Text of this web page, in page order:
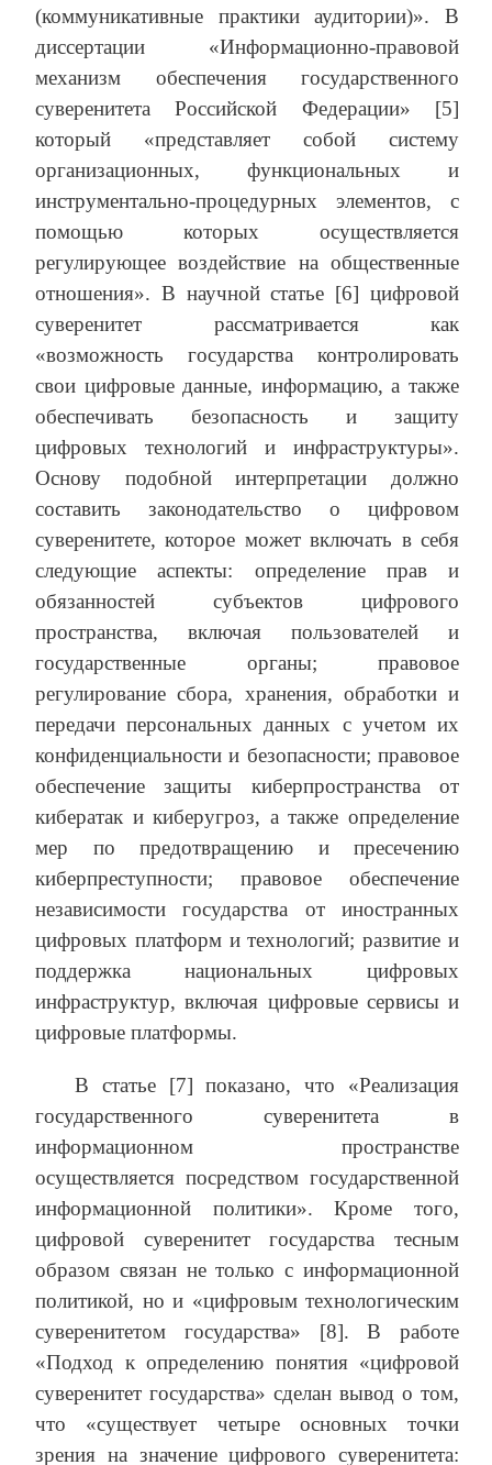
(коммуникативные практики аудитории)». В
диссертации «Информационно-правовой
механизм обеспечения государственного
суверенитета Российской Федерации» [5]
который «представляет собой систему
организационных, функциональных и
инструментально-процедурных элементов, с
помощью которых осуществляется
регулирующее воздействие на общественные
отношения». В научной статье [6] цифровой
суверенитет рассматривается как
«возможность государства контролировать
свои цифровые данные, информацию, а также
обеспечивать безопасность и защиту
цифровых технологий и инфраструктуры».
Основу подобной интерпретации должно
составить законодательство о цифровом
суверенитете, которое может включать в себя
следующие аспекты: определение прав и
обязанностей субъектов цифрового
пространства, включая пользователей и
государственные органы; правовое
регулирование сбора, хранения, обработки и
передачи персональных данных с учетом их
конфиденциальности и безопасности; правовое
обеспечение защиты киберпространства от
кибератак и киберугроз, а также определение
мер по предотвращению и пресечению
киберпреступности; правовое обеспечение
независимости государства от иностранных
цифровых платформ и технологий; развитие и
поддержка национальных цифровых
инфраструктур, включая цифровые сервисы и
цифровые платформы.
В статье [7] показано, что «Реализация
государственного суверенитета в
информационном пространстве
осуществляется посредством государственной
информационной политики». Кроме того,
цифровой суверенитет государства тесным
образом связан не только с информационной
политикой, но и «цифровым технологическим
суверенитетом государства» [8]. В работе
«Подход к определению понятия «цифровой
суверенитет государства» сделан вывод о том,
что «существует четыре основных точки
зрения на значение цифрового суверенитета: